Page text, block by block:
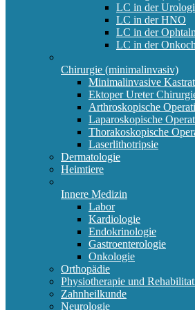
LC in der
LC in der HNO
LC in der
LC in der
Chirurgie (minimalinvasiv)
Minimalinvasive
Ektoper Ureter
Arthroskopische
Laparoskopische
Thorakoskopische
Laserlithotripsie
Dermatologie
Heimtiere
Innere Medizin
Labor
Kardiologie
Endokrinologie
Gastroenterologie
Onkologie
Orthopädie
Physiotherapie und
Zahnheilkunde
Neurologie